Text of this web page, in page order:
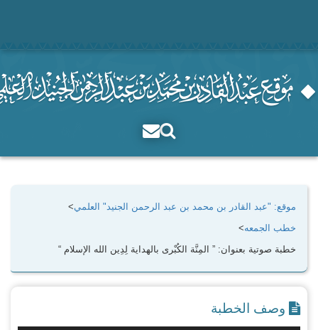
موقع: "عبد القادر بن محمد بن عبد الرحمن الجنيد" العلمي>
خطب الجمعه>
خطبة صوتية بعنوان: ” المِنَّة الكُبْرى بالهداية لِدِين الله الإسلام “
وصف الخطبة